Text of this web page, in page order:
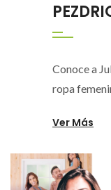
Conoce a
ropa
Ver Más